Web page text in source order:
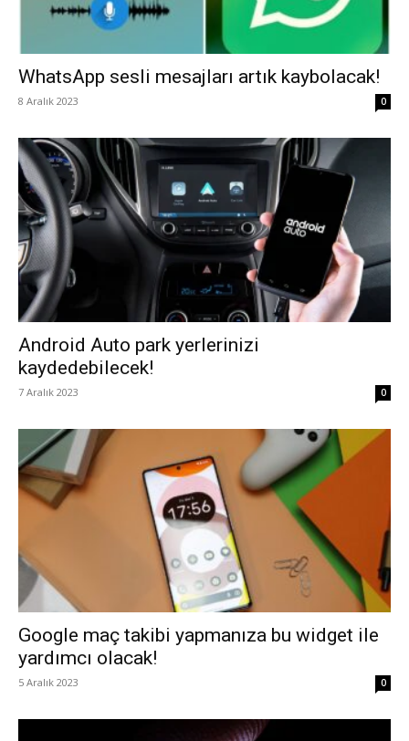
WhatsApp sesli mesajları artık kaybolacak!
8 Aralık 2023 0
Android Auto park yerlerinizi
kaydedebilecek!
7 Aralık 2023 0
Google maç takibi yapmanıza bu widget ile
yardımcı olacak!
5 Aralık 2023 0